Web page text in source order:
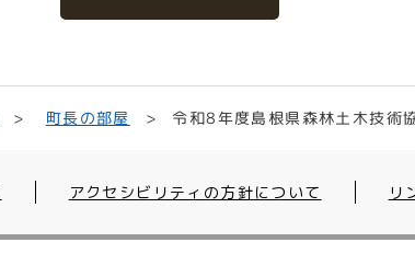
町長の部屋 令和8年度島根県森林土木技術
アクセシビリティの方針について リ